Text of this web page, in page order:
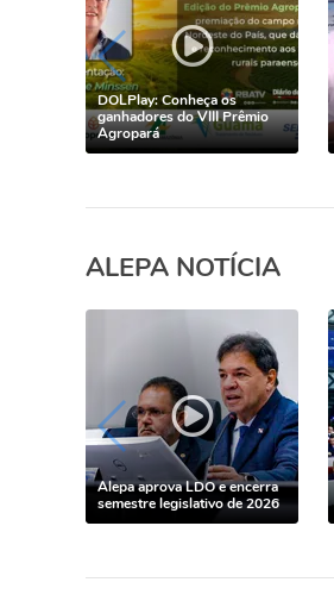
DOLPlay: Conheça os
ganhadores do VIII Prêmio
Agropará
ALEPA NOTÍCIA
Alepa aprova LDO e encerra
semestre legislativo de 2026